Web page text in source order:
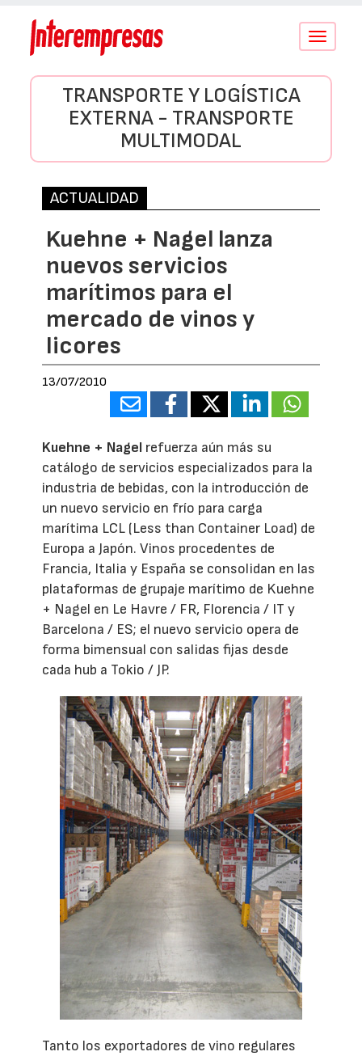
Conmutar
TRANSPORTE Y LOGÍSTICA
EXTERNA - TRANSPORTE
MULTIMODAL
ACTUALIDAD
Kuehne + Nagel lanza
nuevos servicios
marítimos para el
mercado de vinos y
licores
13/07/2010
Kuehne + Nagel refuerza aún más su
catálogo de servicios especializados para la
industria de bebidas, con la introducción de
un nuevo servicio en frío para carga
marítima LCL (Less than Container Load) de
Europa a Japón. Vinos procedentes de
Francia, Italia y España se consolidan en las
plataformas de grupaje marítimo de Kuehne
+ Nagel en Le Havre / FR, Florencia / IT y
Barcelona / ES; el nuevo servicio opera de
forma bimensual con salidas fijas desde
cada hub a Tokio / JP.
Tanto los exportadores de vino regulares